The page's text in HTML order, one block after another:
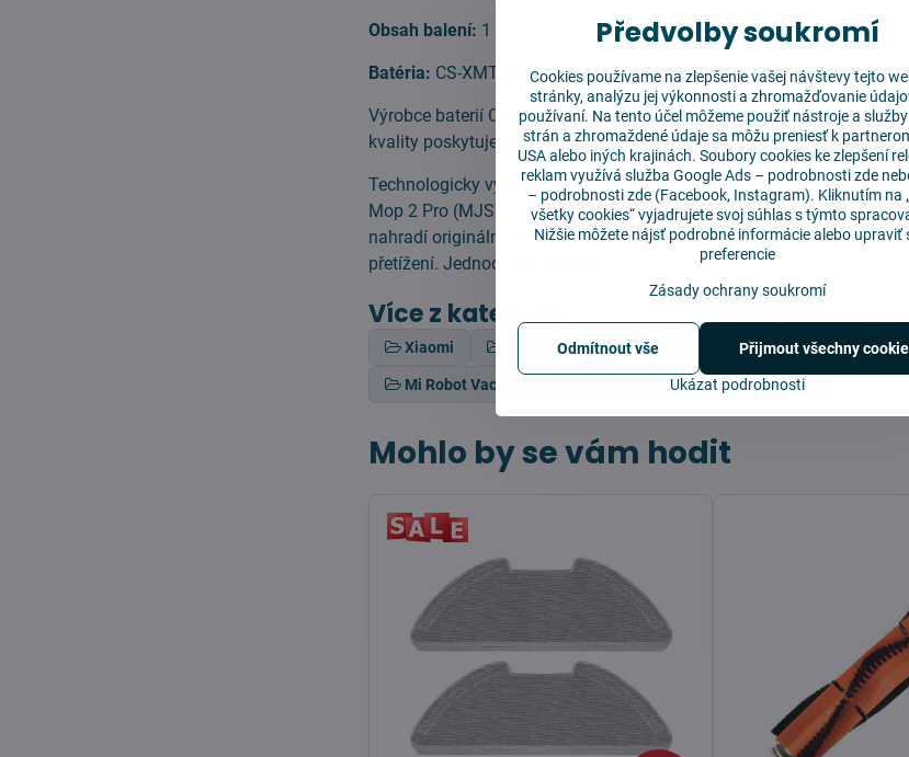
Obsah balení: 1 ks
Batéria: CS-XMT200VX
Výrobce baterií Cameron Sino si stojí za vynikající kvalitou svých
kvality poskytuje spotřebitelům na tuto baterii 12měsíční záruku na
Technologicky vyspělá náhradní baterie pro robotické vysavače
Mop 2 Pro (MJST1SHW). Výkonná baterie má kapacitu 3000 mAh,
nahradí originální baterii. Obsahuje bezpečnostní prvky jako je
přetížení. Jednoduchá výměna.
Více z kategorie
Xiaomi Vybrat MODEL Ostatní díly pro Xiaomi
Mi Robot Vacuum Mop 2 PRO Baterie Baterie
Mohlo by se vám hodit
Předvolby soukromí
Cookies používame na zlepšenie vašej návštevy tejto
stránky, analýzu jej výkonnosti a zhromažďovanie
používaní. Na tento účel môžeme použiť nástroje a
strán a zhromaždené údaje sa môžu preniesť k
USA alebo iných krajinách. Soubory cookies ke zlepšení
reklam využívá služba Google Ads – podrobnosti zde
– podrobnosti zde(Facebook, Instagram). Kliknutím na
všetky cookies“ vyjadrujete svoj súhlas s týmto
Nižšie môžete nájsť podrobné informácie alebo upraviť
preferencie
Zásady ochrany soukromí
Ukázat podrobnosti
Přijmout všechny
Odmítnout vše